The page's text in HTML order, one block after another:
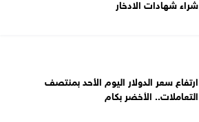
شراء شهادات الادخار
ارتفاع سعر الدولار اليوم الأحد بمنتصف
التعاملات.. الأخضر بكام